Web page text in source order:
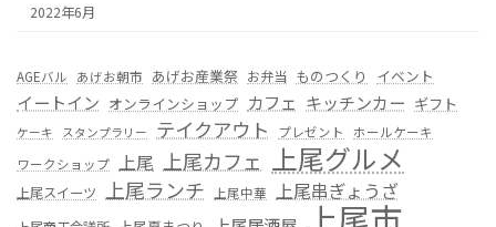
2022年6月
AGEバル あげお朝市 あげお産業祭 お弁当 ものつくり イベント
イートイン オンラインショップ カフェ キッチンカー ギフト
ケーキ スタンプラリー テイクアウト プレゼント
ホールケーキ
ワークショップ 上尾 上尾カフェ 上尾グルメ
上尾スイーツ 上尾ランチ 上尾中華 上尾串ぎょうざ